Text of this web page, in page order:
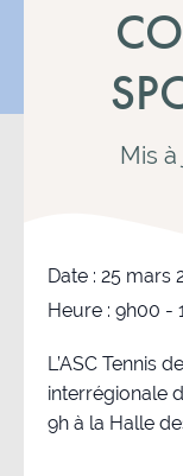
Mis
Date : 25 mars
Heure : 9h00 -
L’ASC Tennis
interrégionale
9h à la Halle